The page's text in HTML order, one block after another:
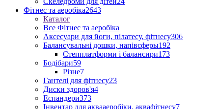
Фітнес та аеробіка2643
Каталог
Все Фітнес та аеробіка
Аксесуари для йоги, пілатесу, фітнесу306
Балансувальні дошки, напівсферы192
Степплатформи і балансири173
Бодібари59
Різне7
Гантелі для фітнесу23
Диски здоров'я4
Еспандери373
Інвентар для аквааеробіки, аквафітнесу7